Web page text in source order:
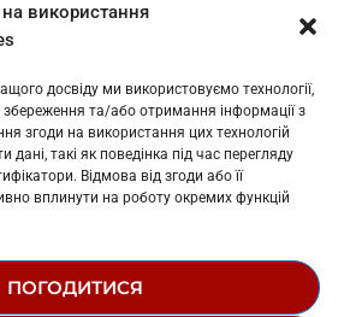
використання
досвіду ми використовуємо технології,
та/або отримання інформації з
згоди на використання цих технологій
такі як поведінка під час перегляду
Відмова від згоди або її
вплинути на роботу окремих функцій
ПОГОДИТИСЯ